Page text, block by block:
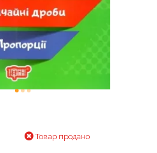
Товар продано